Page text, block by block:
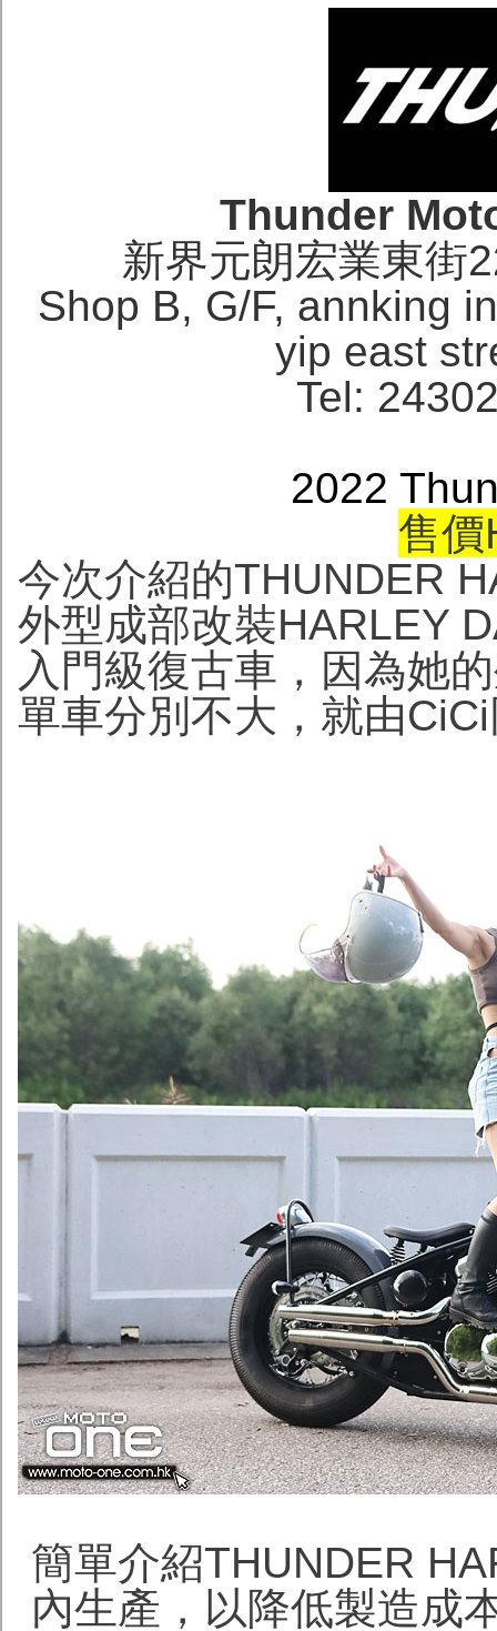
Thunder
新界元朗宏業東街
Shop B, G/F, annking
yip east
Tel:
2022
售價
今次介紹的THUNDER
外型成部改裝HARLEY
入門級復古車，因為她
單車分別不大，就由
簡單介紹THUNDER
內生產，以降低製造成